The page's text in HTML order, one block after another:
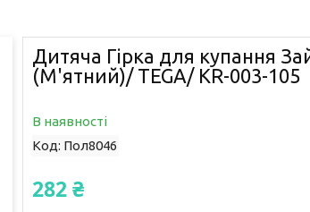
Дитяча Гірка для купання
(М'ятний)/ TEGA/ KR-003-105
В наявності
Код: Пол8046
282 ₴